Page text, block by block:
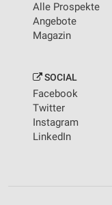
Alle Prospekte
Angebote
Magazin
SOCIAL
Facebook
Twitter
Instagram
LinkedIn